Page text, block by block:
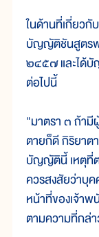
ในด้านที่เกี่ยวกั
บัญญัติชันสูตร
๒๔๕๗ และได้
ต่อไปนี้
"มาตรา ๓ ถ้ามี
ตายก็ดี กิริยาต
บัญญัตินี้ เหตุที่ต
ควรสงสัยว่าบุค
หน้าที่ของเจ้า
ตามความที่กล่